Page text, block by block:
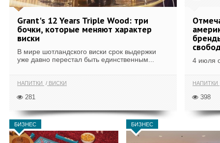
Grant's 12 Years Triple Wood: три
бочки, которые меняют характер
виски
В мире шотландского виски срок выдержки
уже давно перестал быть единственным...
НАПИТКИ ВИСКИ
281
4 июля
НАПИТКИ
398
БИЗНЕС БИЗНЕС